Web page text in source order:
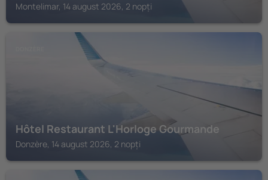
Montelimar, 14 august 2026, 2 nopți
Hôtel Restaurant L'Horloge Gourmande
Donzère, 14 august 2026, 2 nopți